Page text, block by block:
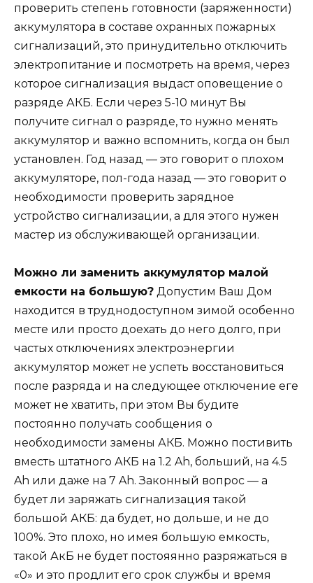
проверить степень готовности (заряженности)
аккумулятора в составе охранных пожарных
сигнализаций, это принудительно отключить
электропитание и посмотреть на время, через
которое сигнализация выдаст оповещение о
разряде АКБ. Если через 5-10 минут Вы
получите сигнал о разряде, то нужно менять
аккумулятор и важно вспомнить, когда он был
установлен. Год назад — это говорит о плохом
аккумуляторе, пол-года назад — это говорит о
необходимости проверить зарядное
устройство сигнализации, а для этого нужен
мастер из обслуживающей организации.
Можно ли заменить аккумулятор малой
емкости на большую? Допустим Ваш Дом
находится в труднодоступном зимой особенно
месте или просто доехать до него долго, при
частых отключениях электроэнергии
аккумулятор может не успеть восстановиться
после разряда и на следующее отключение еге
может не хватить, при этом Вы будите
постоянно получать сообщения о
необходимости замены АКБ. Можно постивить
вместь штатного АКБ на 1.2 Ah, больший, на 4.5
Ah или даже на 7 Ah. Законный вопрос — а
будет ли заряжать сигнализация такой
большой АКБ: да будет, но дольше, и не до
100%. Это плохо, но имея большую емкость,
такой АкБ не будет постояянно разряжаться в
«0» и это продлит его срок службы и время